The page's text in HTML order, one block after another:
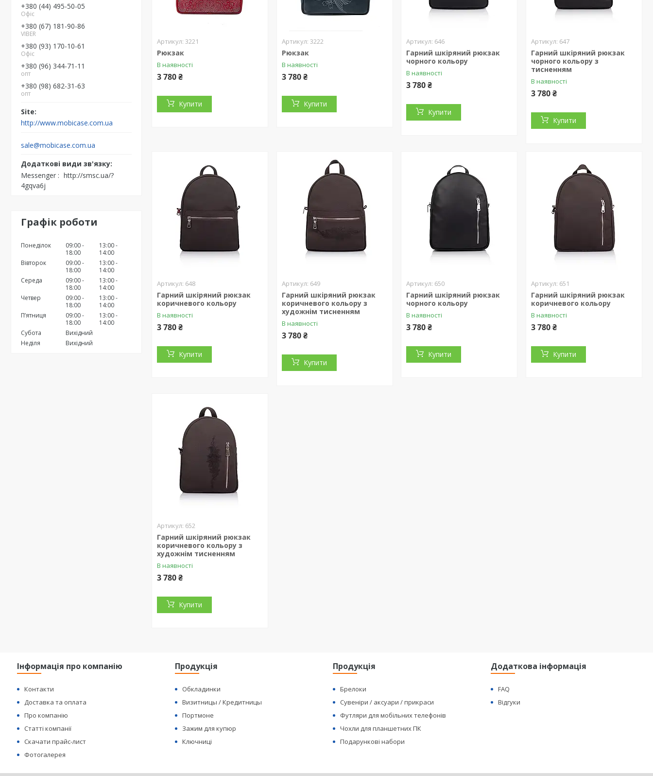
+380 (44) 495-50-05
Офіс
+380 (67) 181-90-86
VIBER
+380 (93) 170-10-61
Офіс
+380 (96) 344-71-11
опт
+380 (98) 682-31-63
опт
http://www.mobicase.com.ua
sale@mobicase.com.ua
Messenger
http://smsc.ua/?
4gqva6j
Графік роботи
Понеділок
09:00
18:00
13:00
14:00
Вівторок
09:00
18:00
13:00
14:00
Середа
09:00
18:00
13:00
14:00
Четвер
09:00
18:00
13:00
14:00
Пʼятниця
09:00
18:00
13:00
14:00
Субота
Вихідний
Неділя
Вихідний
3221
Рюкзак
В наявності
3 780 ₴
Купити
3222
Рюкзак
В наявності
3 780 ₴
Купити
646
Гарний шкіряний рюкзак
чорного кольору
В наявності
3 780 ₴
Купити
647
Гарний шкіряний рюкзак
чорного кольору з
тисненням
В наявності
3 780 ₴
Купити
648
Гарний шкіряний рюкзак
коричневого кольору
В наявності
3 780 ₴
Купити
649
Гарний шкіряний рюкзак
коричневого кольору з
художнім тисненням
В наявності
3 780 ₴
Купити
650
Гарний шкіряний рюкзак
чорного кольору
В наявності
3 780 ₴
Купити
651
Гарний шкіряний рюкзак
коричневого кольору
В наявності
3 780 ₴
Купити
652
Гарний шкіряний рюкзак
коричневого кольору з
художнім тисненням
В наявності
3 780 ₴
Купити
Інформація про компанію
Контакти
Доставка та оплата
Про компанію
Статті компанії
Скачати прайс-лист
Фотогалерея
Продукція
Обкладинки
Визитницы / Кредитницы
Портмоне
Зажим для купюр
Ключниці
Продукція
Брелоки
Сувеніри / аксуари / прикраси
Футляри для мобільних телефонів
Чохли для планшетних ПК
Подарункові набори
Додаткова інформація
FAQ
Відгуки